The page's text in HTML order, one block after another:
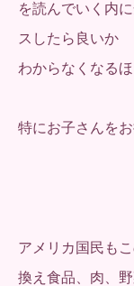
を読んでいく内
スしたら良いか
わからなくなるほ
特にお子さんを
アメリカ国民も
換え食品、肉、野